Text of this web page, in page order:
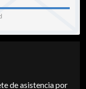
de asistencia por